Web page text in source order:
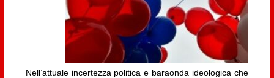
Nell’attuale incertezza politica e baraonda ideologica che